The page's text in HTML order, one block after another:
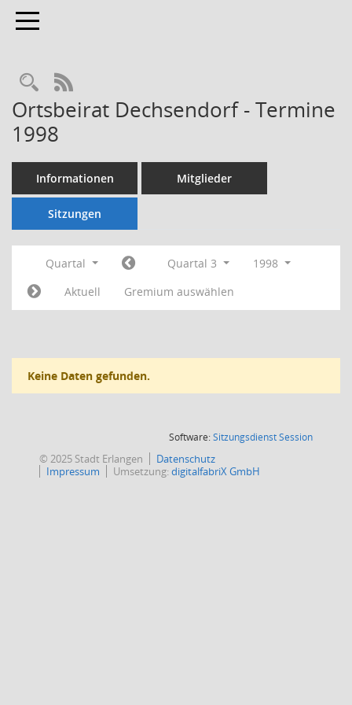
Toggle navigation
Rechercheauswahl
RSS-Feed
Ortsbeirat Dechsendorf - Termine
1998
Informationen Mitglieder
Sitzungen
Quartal Quartal 3
1998
Aktuell
Gremium auswählen
Keine Daten gefunden.
Software:SitzungsdienstSession(Wird in
© 2025 Stadt Erlangen
Datenschutz
Impressum
Umsetzung:digitalfabriX GmbH